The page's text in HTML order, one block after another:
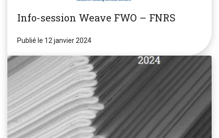
Info-session Weave FWO – FNRS
Publié le 12 janvier 2024